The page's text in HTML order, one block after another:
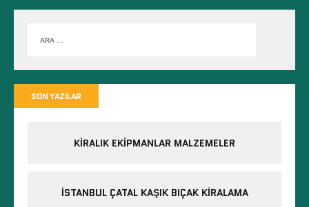
SON YAZILAR
KIRALIK EKIPMANLAR MALZEMELER
İSTANBUL ÇATAL KAŞIK BIÇAK KIRALAMA